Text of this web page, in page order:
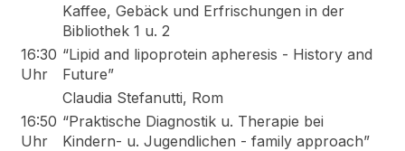
Kaffee, Gebäck und Erfrischungen in der
Bibliothek 1 u. 2
16:30
Uhr
“Lipid and lipoprotein apheresis - History and
Future”
Claudia Stefanutti, Rom
16:50
Uhr
“Praktische Diagnostik u. Therapie bei
Kindern- u. Jugendlichen - family approach”